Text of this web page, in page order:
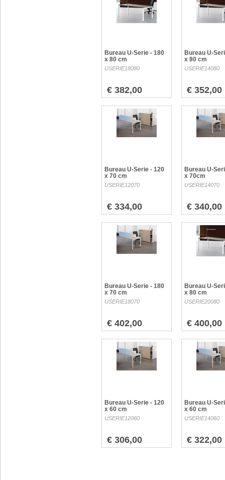
Bureau U-Serie - 180
x 80 cm
USERIE18080
€ 382,00
Bureau U-
x 80 cm
USERIE14080
€ 352,00
Bureau U-Serie - 120
x 70 cm
USERIE12070
€ 334,00
Bureau U-
x 70cm
USERIE14070
€ 340,00
Bureau U-Serie - 180
x 70 cm
USERIE18070
€ 402,00
Bureau U-
x 80 cm
USERIE20080
€ 400,00
Bureau U-Serie - 120
x 60 cm
USERIE12060
€ 306,00
Bureau U-
x 60 cm
USERIE14060
€ 322,00